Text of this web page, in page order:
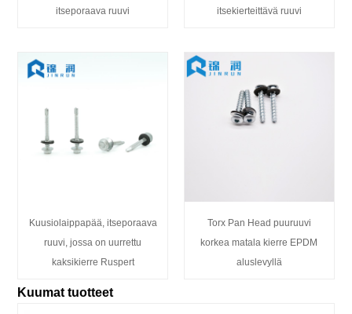
itseporaava ruuvi
itsekierteittävä ruuvi
Kuusiolaippapää, itseporaava
ruuvi, jossa on uurrettu
kaksikierre Ruspert
Torx Pan Head puuruuvi
korkea matala kierre EPDM
aluslevyllä
Kuumat tuotteet